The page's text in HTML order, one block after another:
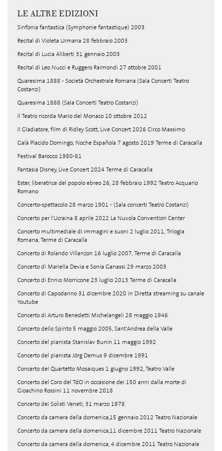
LE ALTRE EDIZIONI
Sinfonia fantastica (Symphonie fantastique) 2003
Recital di Violeta Urmana 28 febbraio 2003
Recital di Lucia Aliberti 31 gennaio 2003
Recital di Leo Nucci e Ruggero Raimondi 27 ottobre 2001
Quaresima 1888 - Società Orchestrale Romana (Sala Concerti Teatro
Costanzi)
Quaresima 1888 (Sala Concerti Teatro Costanzi)
Il Teatro ricorda Mario del Monaco 10 ottobre 2012
Il Gladiatore, film di Ridley Scott, Live Concert 2026 Circo Massimo
Galà Placido Domingo, Noche Española 7 agosto 2019 Terme di Caracalla
Festival Barocco 1980-81
Fantasia Disney, Live Concert 2024 Terme di Caracalla
Ester, liberatrice del popolo ebreo 26, 28 febbraio 1992 Teatro Acquario
Romano
Concerto-spettacolo 28 marzo 1901 - (Sala concerti Teatro Costanzi)
Concerto per l'Ucraina 8 aprile 2022 La Nuvola Convention Center
Concerto multimediale di immagini e suoni 2 luglio 2011, Trilogia
Romana, Terme di Caracalla
Concerto di Rolando Villanzon 16 luglio 2007, Terme di Caracalla
Concerto di Mariella Devia e Sonia Ganassi 29 marzo 2003
Concerto di Ennio Morricone 23 luglio 2013 Terme di Caracalla
Concerto di Capodanno 31 dicembre 2020 in Diretta streaming su canale
Youtube
Concerto di Arturo Benedetti Michelangeli 28 maggio 1946
Concerto dello Spirito 5 maggio 2005, Sant'Andrea della Valle
Concerto del pianista Stanislav Bunin 11 maggio 1992
Concerto del pianista Jörg Demus 9 dicembre 1991
Concerto del Quartetto Mosaiques 1 giugno 1992, Teatro Valle
Concerto del Coro del TdO in occasione dei 150 anni dalla morte di
Gioachino Rossini 11 novembre 2018
Concerto dei Solisti Veneti, 31 marzo 1978
Concerto da camera della domenica,15 gennaio 2012 Teatro Nazionale
Concerto da camera della domenica,11 dicembre 2011 Teatro Nazionale
Concerto da camera della domenica, 4 dicembre 2011 Teatro Nazionale